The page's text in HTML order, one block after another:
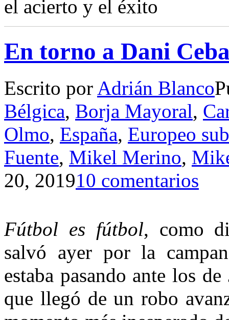
el acierto y el éxito
En torno a Dani
Escrito por Adrián Blanco
Bélgica, Borja Mayoral,
Olmo, España, Europeo
Fuente, Mikel Merino,
20, 201910 comentarios
Fútbol es fútbol, como
salvó ayer por la
estaba pasando ante los
que llegó de un robo